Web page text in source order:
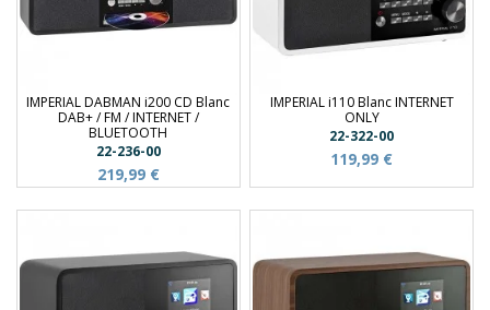
IMPERIAL DABMAN i200 CD Blanc
DAB+ / FM / INTERNET /
BLUETOOTH
22-236-00
219,99 €
IMPERIAL i110 Blanc INTERNET
ONLY
22-322-00
119,99 €